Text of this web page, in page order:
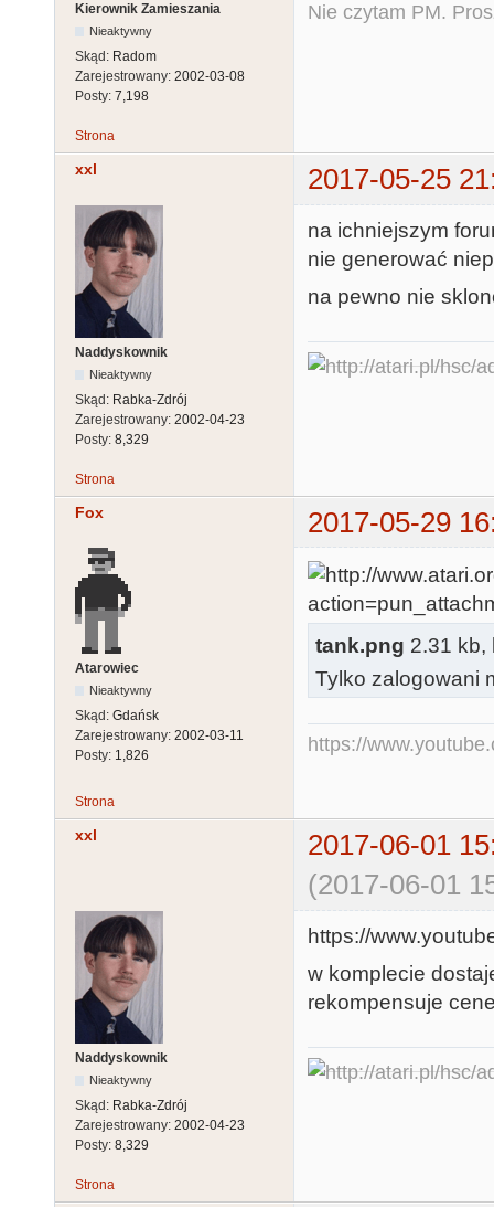
Kierownik Zamieszania
Nieaktywny
Skąd: Radom
Zarejestrowany: 2002-03-08
Posty: 7,198
Nie czytam PM.
Strona
xxl 2017-05-25
Naddyskownik
Nieaktywny
Skąd: Rabka-Zdrój
Zarejestrowany: 2002-04-23
Posty: 8,329
na ichniejszym
nie generować
na pewno nie
Strona
Fox 2017-05-29
Atarowiec
Nieaktywny
Skąd: Gdańsk
Zarejestrowany: 2002-03-11
Posty: 1,826
tank.png 2.31 kb,
Tylko zalogowani
https://
Strona
xxl
2017-06-01
(2017-06-01
Naddyskownik
Nieaktywny
Skąd: Rabka-Zdrój
Zarejestrowany: 2002-04-23
Posty: 8,329
https://
w komplecie
rekompensuje
Strona